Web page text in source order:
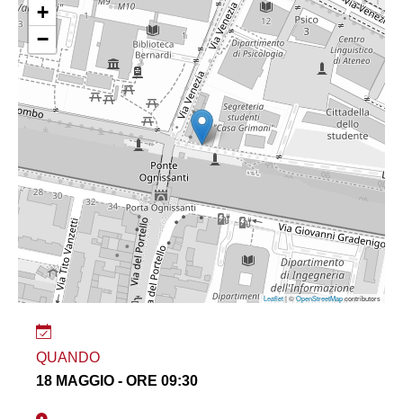
+
−
Leaflet| ©OpenStreetMapcontributors
QUANDO
18 MAGGIO - ORE 09:30